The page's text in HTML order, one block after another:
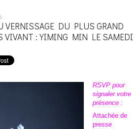
VERNISSAGE DU PLUS GRAND
VIVANT : YIMING MIN LE SAMEDI
RSVP pour
signaler votre
présence :
Attachée de
presse